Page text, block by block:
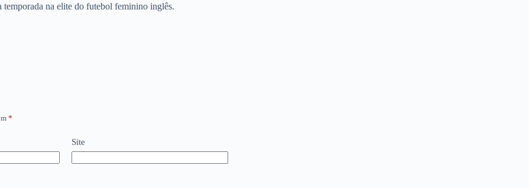
na elite do futebol feminino inglês.
*
Site